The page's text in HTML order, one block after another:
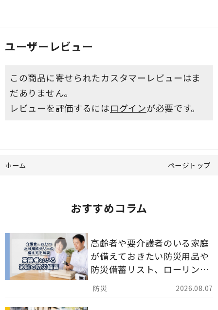
ユーザーレビュー
この商品に寄せられたカスタマーレビューはま
だありません。
レビューを評価するにはログインが必要です。
ホーム ページトップ
おすすめコラム
2026.08.07
高齢者や要介護者のいる家庭
が備えておきたい防災用品や
防災備蓄リスト、ローリング
ストックのポイントについて
解説します。